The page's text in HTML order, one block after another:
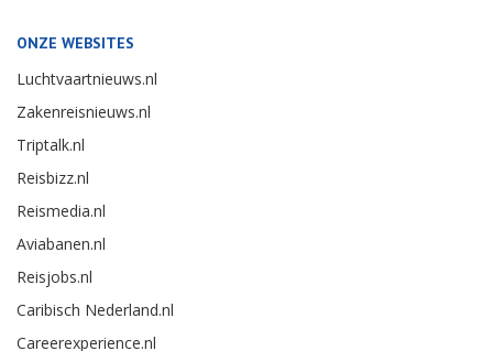
ONZE WEBSITES
Luchtvaartnieuws.nl
Zakenreisnieuws.nl
Triptalk.nl
Reisbizz.nl
Reismedia.nl
Aviabanen.nl
Reisjobs.nl
Caribisch Nederland.nl
Careerexperience.nl